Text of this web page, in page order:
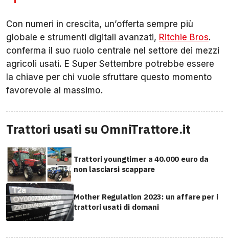
Con numeri in crescita, un’offerta sempre più
globale e strumenti digitali avanzati, Ritchie Bros.
conferma il suo ruolo centrale nel settore dei mezzi
agricoli usati. E Super Settembre potrebbe essere
la chiave per chi vuole sfruttare questo momento
favorevole al massimo.
Trattori usati su OmniTrattore.it
Trattori youngtimer a 40.000 euro da
non lasciarsi scappare
Mother Regulation 2023: un affare per i
trattori usati di domani